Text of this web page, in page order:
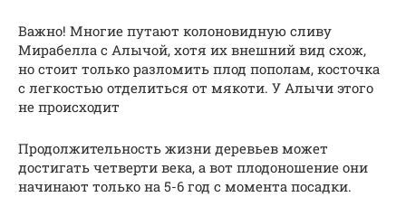
Важно! Многие путают колоновидную сливу
Мирабелла с Алычой, хотя их внешний вид схож,
но стоит только разломить плод пополам, косточка
с легкостью отделиться от мякоти. У Алычи этого
не происходит
Продолжительность жизни деревьев может
достигать четверти века, а вот плодоношение они
начинают только на 5-6 год с момента посадки.